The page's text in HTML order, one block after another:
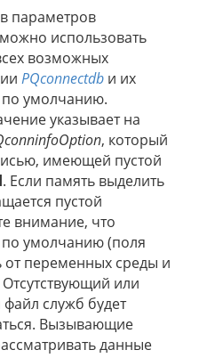
параметров
использовать
возможных
PQconnectdb и их
умолчанию.
указывает на
, который
имеющей пустой
. Если память выделить
пустой
внимание, что
умолчанию (поля
от переменных среды и
Отсутствующий или
служб будет
Вызывающие
данные